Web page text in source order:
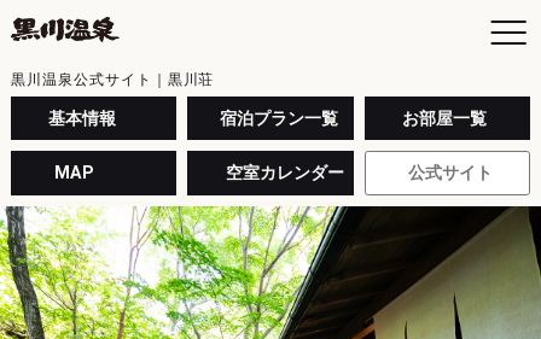
お
黒川温泉公式サイト｜黒川荘
基本情報 宿泊プラン一覧 お部屋一覧
MAP 空室カレンダー 公式サイト